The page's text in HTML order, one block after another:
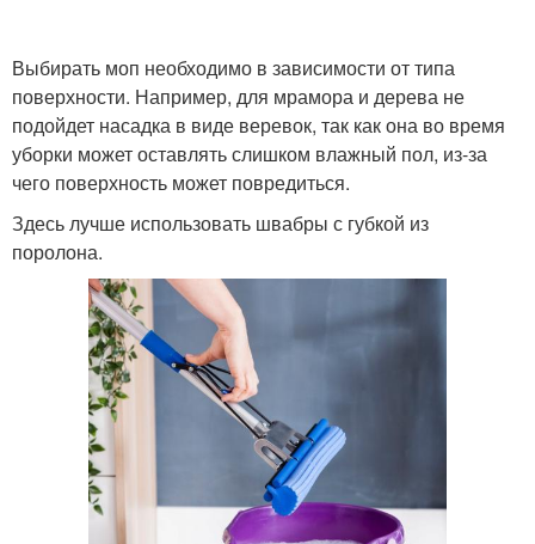
Выбирать моп необходимо в зависимости от типа
поверхности. Например, для мрамора и дерева не
подойдет насадка в виде веревок, так как она во время
уборки может оставлять слишком влажный пол, из-за
чего поверхность может повредиться.
Здесь лучше использовать швабры с губкой из
поролона.